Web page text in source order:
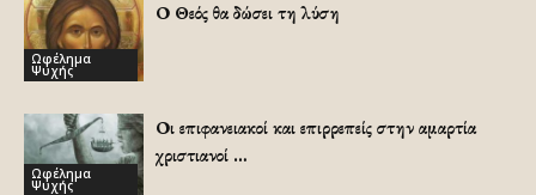
Ωφέλημα
Ψυχής
Ο Θεός θα δώσει τη λύση
Ωφέλημα
Ψυχής
Οι επιφανειακοί και επιρρεπείς στην αμαρτία
χριστιανοί …